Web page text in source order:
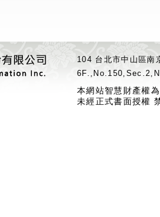
104 台北市中山區
本網站智慧財產權
未經正式書面授權